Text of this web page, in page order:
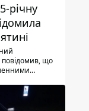
річну
що
травми жінці